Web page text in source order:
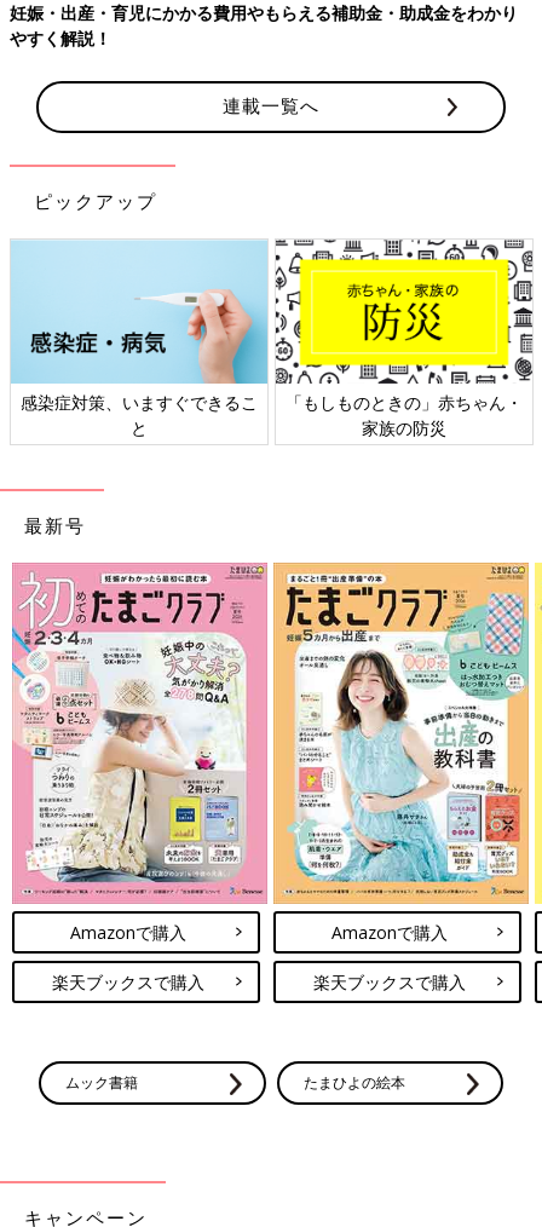
妊娠・出産・育児にかかる費用やもらえる補助金・助成金をわかり
やすく解説！
連載一覧へ
ピックアップ
感染症対策、いますぐできるこ
と
「もしものときの」赤ちゃん・
家族の防災
最新号
Amazonで購入
楽天ブックスで購入
Amazonで購入
楽天ブックスで購入
ムック書籍 たまひよの絵本
キャンペーン